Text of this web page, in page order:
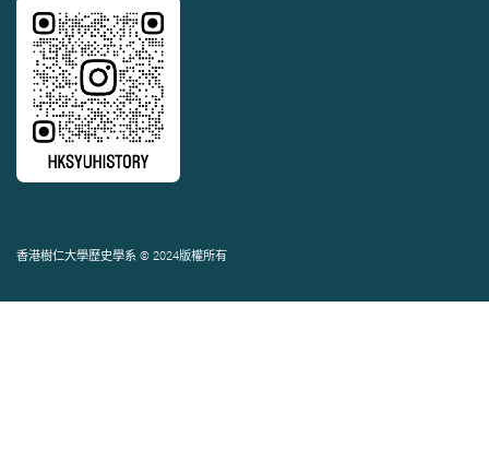
香港樹仁大學歷史學系 © 2024版權所有